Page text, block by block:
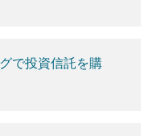
で投資信託を購